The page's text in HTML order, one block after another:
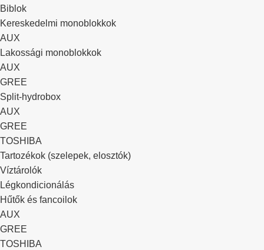
Biblok
Kereskedelmi monoblokkok
AUX
Lakossági monoblokkok
AUX
GREE
Split-hydrobox
AUX
GREE
TOSHIBA
Tartozékok (szelepek, elosztók)
Víztárolók
Légkondicionálás
Hűtők és fancoilok
AUX
GREE
TOSHIBA